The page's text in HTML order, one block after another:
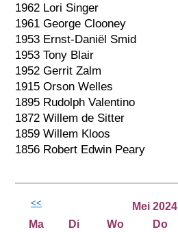
1962 Lori Singer
1961 George Clooney
1953 Ernst-Daniël Smid
1953 Tony Blair
1952 Gerrit Zalm
1915 Orson Welles
1895 Rudolph Valentino
1872 Willem de Sitter
1859 Willem Kloos
1856 Robert Edwin Peary
<< Mei 2024
Ma Di Wo Do